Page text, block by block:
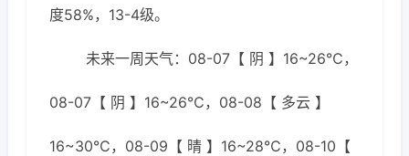
度58%，13-4级。
未来一周天气：08-07【 阴 】16~26℃，
08-07【 阴 】16~26℃，08-08【 多云 】
16~30℃，08-09【 晴 】16~28℃，08-10【